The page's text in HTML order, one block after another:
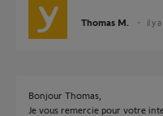
Thomas M. il y
Bonjour Thomas,
Je vous remercie pour votre